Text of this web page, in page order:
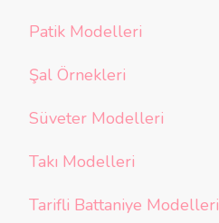
Patik Modelleri
Şal Örnekleri
Süveter Modelleri
Takı Modelleri
Tarifli Battaniye Modelleri